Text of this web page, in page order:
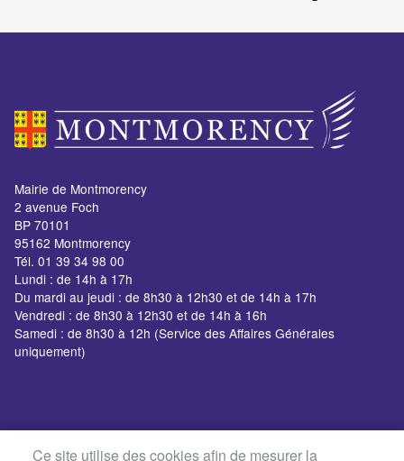
Mairie de Montmorency
2 avenue Foch
BP 70101
95162 Montmorency
Tél. 01 39 34 98 00
Lundi : de 14h à 17h
Du mardi au jeudi : de 8h30 à 12h30 et de 14h à 17h
Vendredi : de 8h30 à 12h30 et de 14h à 16h
Samedi : de 8h30 à 12h (Service des Affaires Générales
uniquement)
Ce site utilise des cookies afin de mesurer la